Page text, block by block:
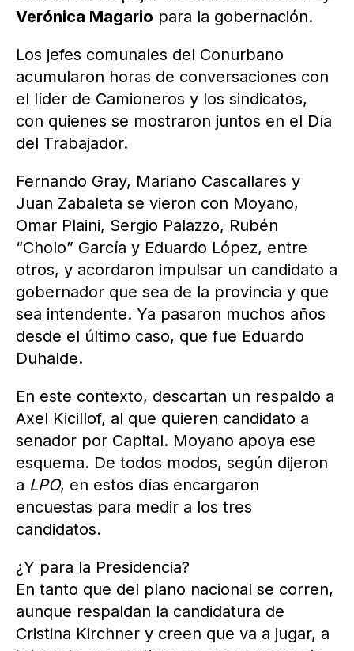
Verónica Magario para la gobernación.
Los jefes comunales del Conurbano
acumularon horas de conversaciones con
el líder de Camioneros y los sindicatos,
con quienes se mostraron juntos en el Día
del Trabajador.
Fernando Gray, Mariano Cascallares y
Juan Zabaleta se vieron con Moyano,
Omar Plaini, Sergio Palazzo, Rubén
“Cholo” García y Eduardo López, entre
otros, y acordaron impulsar un candidato a
gobernador que sea de la provincia y que
sea intendente. Ya pasaron muchos años
desde el último caso, que fue Eduardo
Duhalde.
En este contexto, descartan un respaldo a
Axel Kicillof, al que quieren candidato a
senador por Capital. Moyano apoya ese
esquema. De todos modos, según dijeron
a LPO, en estos días encargaron
encuestas para medir a los tres
candidatos.
¿Y para la Presidencia?
En tanto que del plano nacional se corren,
aunque respaldan la candidatura de
Cristina Kirchner y creen que va a jugar, a